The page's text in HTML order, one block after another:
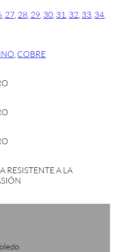
27 28 29 30 31 32 33 34
COBRE
RESISTENTE A LA